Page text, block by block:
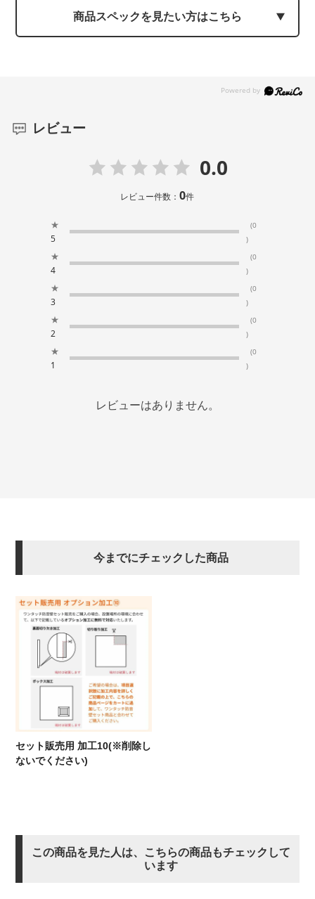
商品スペックを見たい方はこちら
レビュー
0.0
レビュー件数：0件
★
5
(0
)
★
4
(0
)
★
3
(0
)
★
2
(0
)
★
1
(0
)
レビューはありません。
今までにチェックした商品
セット販売用 加工10(※削除し
ないでください)
この商品を見た人は、こちらの商品もチェックして
います